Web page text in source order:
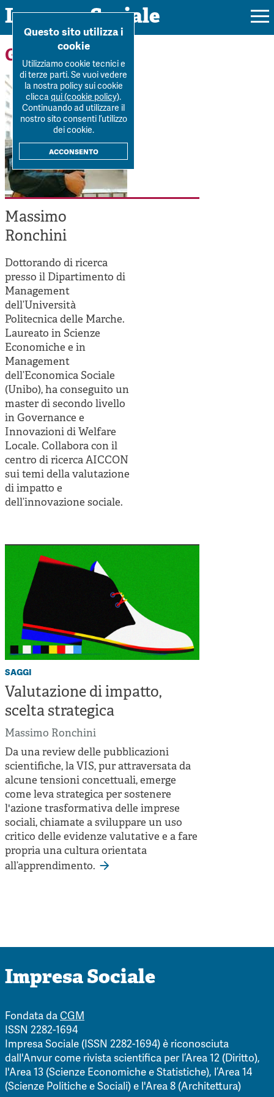
Impresa Sociale
Rivista
Ultimo numero
La Rivista
Submission
Colophon
Autori
Archivio
Argomenti
Forum
Forum
Tutti gli articoli
Autori
Argomenti
Dossier
Tutti i dossier
Impresa sociale, reciprocità e sostenibilità
Cooperative di comunità
Impresa sociale e democrazia
Acini di fuoco - Dossier Mezzogiorno
Valutazione e dintorni
Chi siamo
Contatti
Home Massimo Ronchini
Gli autori
Massimo
Ronchini
Dottorando di ricerca
presso il Dipartimento di
Management
dell’Università
Politecnica delle Marche.
Laureato in Scienze
Economiche e in
Management
dell’Economica Sociale
(Unibo), ha conseguito un
master di secondo livello
in Governance e
Innovazioni di Welfare
Locale. Collabora con il
centro di ricerca AICCON
sui temi della valutazione
di impatto e
dell’innovazione sociale.
saggi
Valutazione di impatto,
scelta strategica
Massimo Ronchini
Da una review delle pubblicazioni
scientifiche, la VIS, pur attraversata da
alcune tensioni concettuali, emerge
come leva strategica per sostenere
l'azione trasformativa delle imprese
sociali, chiamate a sviluppare un uso
critico delle evidenze valutative e a fare
propria una cultura orientata
all’apprendimento.
Impresa Sociale
Fondata daCGM
ISSN 2282-1694
Impresa Sociale (ISSN 2282-1694) è riconosciuta
dall'Anvur come rivista scientifica per l’Area 12 (Diritto),
l'Area 13 (Scienze Economiche e Statistiche), l’Area 14
(Scienze Politiche e Sociali) e l'Area 8 (Architettura)
Questo sito utilizza i
cookie
Utilizziamo cookie tecnici e
di terze parti. Se vuoi vedere
la nostra policy sui cookie
cliccaqui (cookie policy).
Continuando ad utilizzare il
nostro sito consenti l’utilizzo
dei cookie.
acconsento